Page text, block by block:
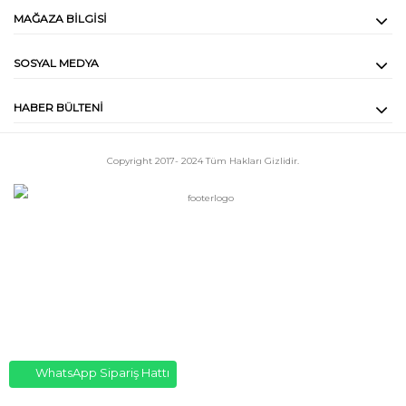
WhatsApp Sipariş Hattı
MAĞAZA BILGISI
SOSYAL MEDYA
HABER BÜLTENI
Copyright 2017- 2024Tüm Hakları Gizlidir.